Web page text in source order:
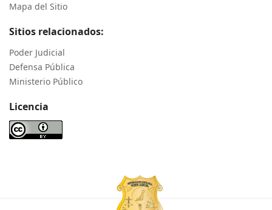
Mapa del Sitio
Sitios relacionados:
Poder Judicial
Defensa Pública
Ministerio Público
Licencia